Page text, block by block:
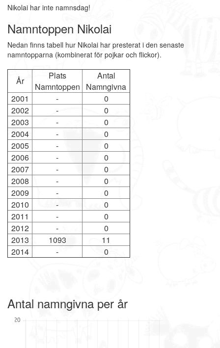
Nikolai har inte namnsdag!
Namntoppen Nikolai
Nedan finns tabell hur Nikolai har presterat i den senaste
namntopparna (kombinerat för pojkar och flickor).
År
Plats
Namntoppen
Antal
Namngivna
2001
-
0
2002
-
0
2003
-
0
2004
-
0
2005
-
0
2006
-
0
2007
-
0
2008
-
0
2009
-
0
2010
-
0
2011
-
0
2012
-
0
2013
1093
11
2014
- 0
Antal namngivna per år